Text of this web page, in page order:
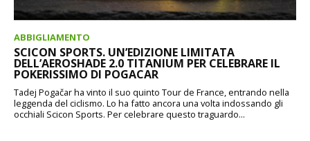
ABBIGLIAMENTO
SCICON SPORTS. UN’EDIZIONE LIMITATA
DELL’AEROSHADE 2.0 TITANIUM PER CELEBRARE IL
POKERISSIMO DI POGACAR
Tadej Pogačar ha vinto il suo quinto Tour de France, entrando nella
leggenda del ciclismo. Lo ha fatto ancora una volta indossando gli
occhiali Scicon Sports. Per celebrare questo traguardo...